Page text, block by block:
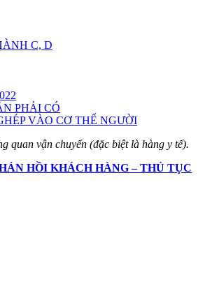
C, D
PHẢI CÓ
VÀO CƠ THỂ NGƯỜI
quan vận chuyển (đặc biệt là hàng y tế).
HỒI KHÁCH HÀNG – THỦ TỤC